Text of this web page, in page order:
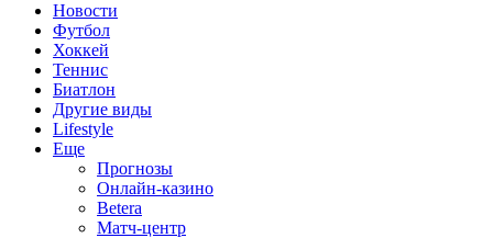
Новости
Футбол
Хоккей
Теннис
Биатлон
Другие виды
Lifestyle
Еще
Прогнозы
Онлайн-казино
Betera
Матч-центр